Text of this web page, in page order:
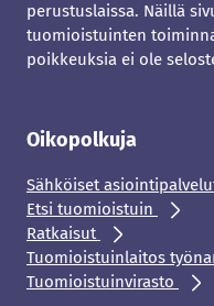
perustuslaissa. Näillä
tuomioistuinten
poikkeuksia ei ole
Oikopolkuja
Sähköiset
Etsi tuomioistuin
Ratkaisut
Tuomioistuinlaitos
Tuomioistuinvirasto